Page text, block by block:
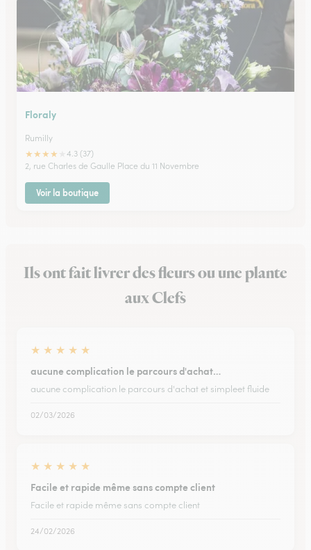
Floraly
Rumilly
★★★★
4.3 (37)
2, rue Charles de Gaulle Place du 11 Novembre
Voir la boutique
Ils ont fait livrer des fleurs ou une plante
aux Clefs
★ ★ ★ ★ ★
aucune complication le parcours d'achat…
aucune complication le parcours d'achat et simpleet fluide
02/03/2026
★ ★ ★ ★ ★
Facile et rapide même sans compte client
Facile et rapide même sans compte client
24/02/2026